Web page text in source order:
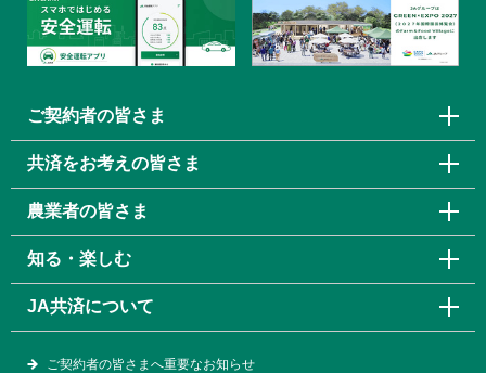
ご契約者の皆さま
共済をお考えの皆さま
農業者の皆さま
知る・楽しむ
JA共済について
ご契約者の皆さまへ重要なお知らせ